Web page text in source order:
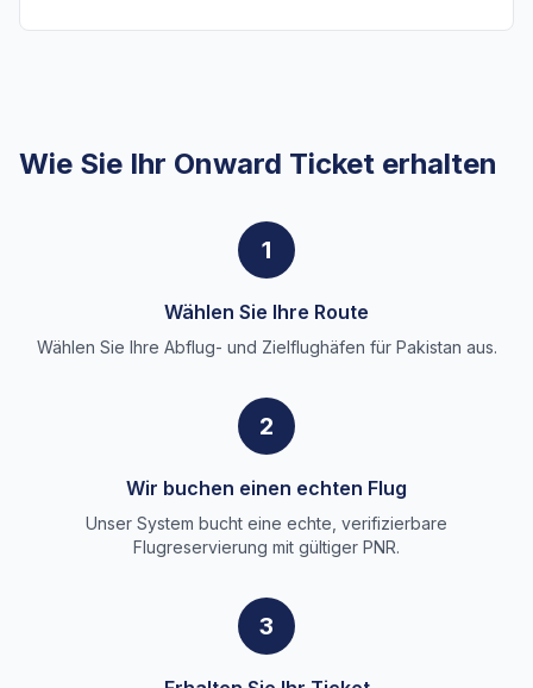
Wie Sie Ihr Onward Ticket erhalten
1
Wählen Sie Ihre Route
Wählen Sie Ihre Abflug- und Zielflughäfen für Pakistan aus.
2
Wir buchen einen echten Flug
Unser System bucht eine echte, verifizierbare
Flugreservierung mit gültiger PNR.
3